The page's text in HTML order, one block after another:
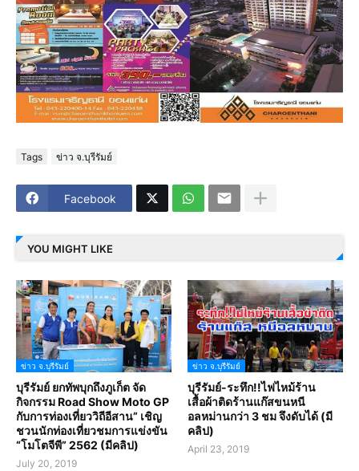
Tags ข่าว จ.บุรีรัมย์
Facebook
YOU MIGHT LIKE
ข่าว จ.บุรีรัมย์
บุรีรัมย์ ยกทัพบุกถึงภูเก็ต จัด
กิจกรรม Road Show Moto GP
กับการท่องเที่ยววิถีอีสาน” เชิญ
ชวนนักท่องเที่ยวชมการแข่งขัน
“โมโตจีพี” 2562 (มีคลิป)
July 20, 2019
ข่าว จ.บุรีรัมย์
บุรีรัมย์-ระทึก!!ไฟไหม้ร้าน
เสื้อผ้าติดร้านแก๊สขนหนี
อลหม่านกว่า 3 ชม จึงดับได้ (มี
คลิป)
April 23, 2019